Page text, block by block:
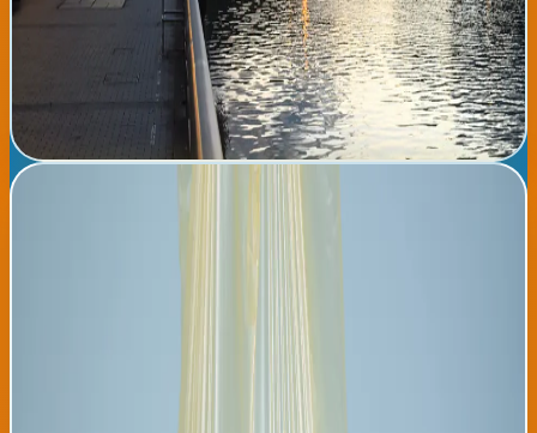
traen humedad desde el océano. Para mañana jueves, se esperan
condiciones similares pero con menor probabilidad de
precipitaciones. Es un buen momento para disfrutar del clima
nordestañol, siempre teniendo en cuenta estas pequeñas
molestias meteorológicas propias de la estación.
Leer noticia completa →
ONU advierte: crisis climática se acelera, 800 millones
podrían desplazarse antes de 2035
El Panel Intergubernamental sobre Cambio Climático (IPCC) de la
Organización de Naciones Unidas ha publicado hoy un informe
apocalíptico advirtiendo que la crisis climática global se está
acelerando a velocidades mayores a las predicciones previas,
con proyecciones que indican que hasta 800 millones de
personas en países en desarrollo podrían verse obligadas a